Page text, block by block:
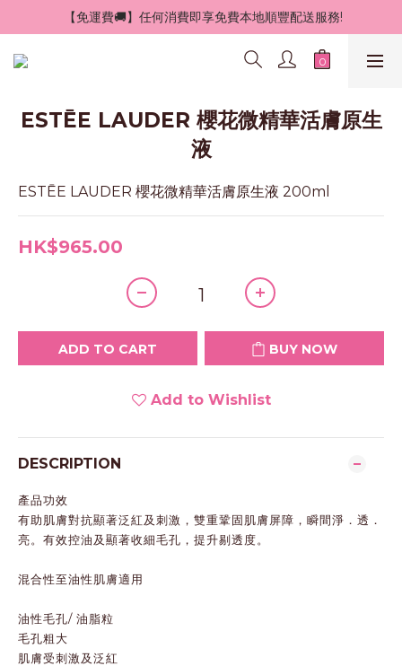
【免運費🚚】任何消費即享免費本地順豐配送服務!
ESTĒE LAUDER 櫻花微精華活膚原生
液
ESTĒE LAUDER 櫻花微精華活膚原生液 200ml
HK$965.00
ADD TO CART BUY NOW
Add to Wishlist
DESCRIPTION
產品功效
有助肌膚對抗顯著泛紅及刺激，雙重鞏固肌膚屏障，瞬間淨．透．
亮。有效控油及顯著收細毛孔，提升剔透度。
混合性至油性肌膚適用
油性毛孔/ 油脂粒
毛孔粗大
肌膚受刺激及泛紅